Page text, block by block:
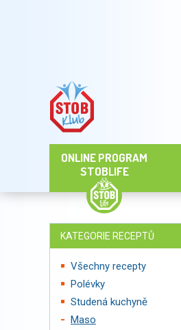
ONLINE PROGRAM
STOBLIFE
KATEGORIE RECEPTŮ
Všechny recepty
Polévky
Studená kuchyně
Maso